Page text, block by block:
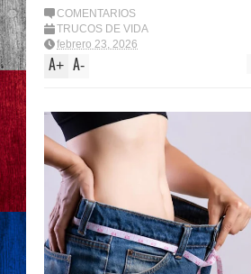
COMENTARIOS
TRUCOS DE VIDA
febrero 23, 2026
A+ A-